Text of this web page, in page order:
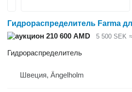
210 600 AMD 5 500 SEK
Гидрораспределитель
Швеция, Ängelholm